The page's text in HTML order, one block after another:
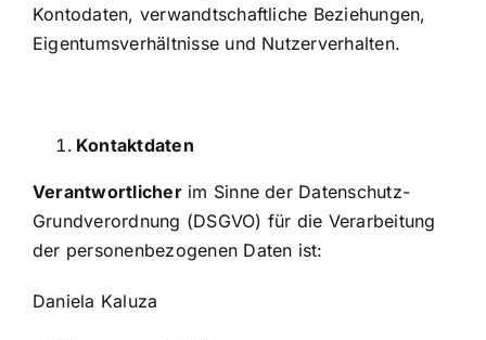
Kontodaten, verwandtschaftliche Beziehungen,
Eigentumsverhältnisse und Nutzerverhalten.
Kontaktdaten
Verantwortlicherim Sinne der Datenschutz-
Grundverordnung (DSGVO) für die Verarbeitung
der personenbezogenen Daten ist:
Daniela Kaluza